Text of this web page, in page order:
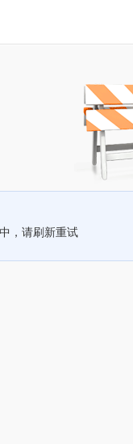
，请刷新重试